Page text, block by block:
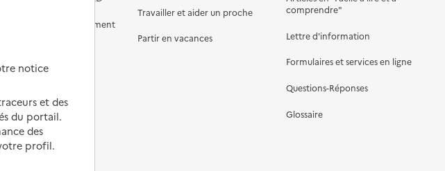
accompagnement
en EHPAD
de vie en EHPAD
Travailler et aider un proche
Partir en vacances
comprendre"
Lettre d'information
Formulaires et services en ligne
Questions-Réponses
Glossaire
notice
et des
du portail.
des
profil.